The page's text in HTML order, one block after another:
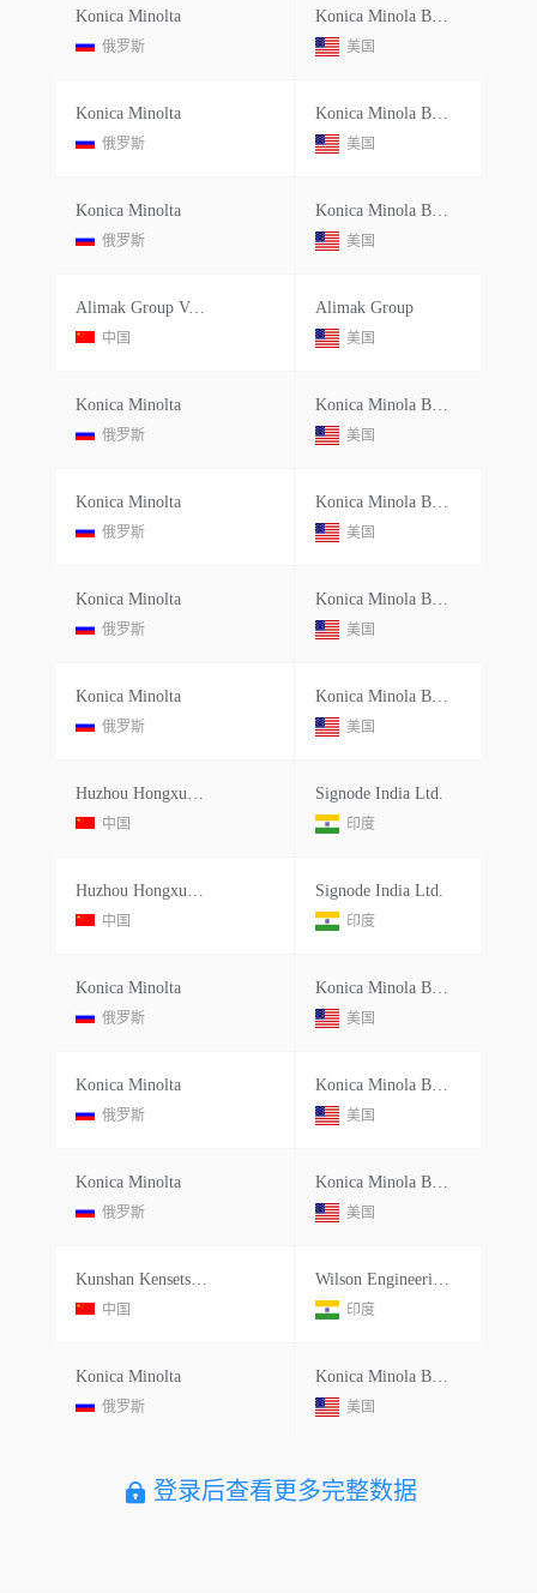
Konica Minolta
俄罗斯
Konica Minola Business Solutions
美国
Konica Minolta
俄罗斯
Konica Minola Business Solutions
美国
Konica Minolta
俄罗斯
Konica Minola Business Solutions
美国
Alimak Group Vertical Acess Equipment Changshu Co.ltd.
中国
Alimak Group
美国
Konica Minolta
俄罗斯
Konica Minola Business Solutions
美国
Konica Minolta
俄罗斯
Konica Minola Business Solutions
美国
Konica Minolta
俄罗斯
Konica Minola Business Solutions
美国
Konica Minolta
俄罗斯
Konica Minola Business Solutions
美国
Huzhou Hongxun Equipment Co.ltd.
中国
Signode India Ltd.
印度
Huzhou Hongxun Equipment Co.ltd.
中国
Signode India Ltd.
印度
Konica Minolta
俄罗斯
Konica Minola Business Solutions
美国
Konica Minolta
俄罗斯
Konica Minola Business Solutions
美国
Konica Minolta
俄罗斯
Konica Minola Business Solutions
美国
Kunshan Kensetsu Buhn Co.ltd.
中国
Wilson Engineering Industries Pvt Ltd.
印度
Konica Minolta
俄罗斯
Konica Minola Business Solutions
美国
登录后查看更多完整数据